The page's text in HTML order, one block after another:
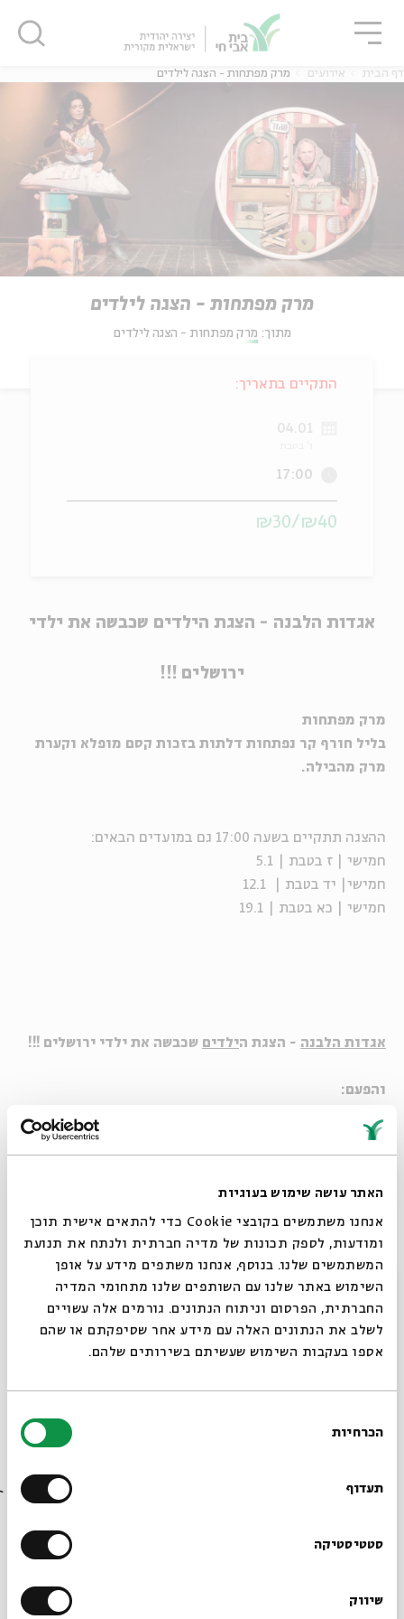
האתר עושה שימוש בעוגיות
אנחנו משתמשים בקובצי Cookie כדי להתאים אישית תוכן
ומודעות, לספק תכונות של מדיה חברתית ולנתח את תנועת
המשתמשים שלנו. בנוסף, אנחנו משתפים מידע על אופן
השימוש באתר שלנו עם השותפים שלנו מתחומי המדיה
החברתית, הפרסום וניתוח הנתונים. גורמים אלה עשויים
לשלב את הנתונים האלה עם מידע אחר שסיפקתם או שהם
אספו בעקבות השימוש שעשיתם בשירותים שלהם.
הסכמה
הכרחיות
תעדוף
סטטיסטיקה
שיווק
דף הבית אירועים מרק מפתחות - הצגה לילדים
מרק מפתחות - הצגה לילדים
מתוך: מרק מפתחות - הצגה לילדים
אגדות הלבנה - הצגת הילדים שכבשה את ילדי
ירושלים !!!
מרק מפתחות
בליל חורף קר נפתחות דלתות בזכות קסם מופלא וקערת
מרק מהבילה.
ההצגה תתקיים בשעה 17:00 גם במועדים הבאים:
חמישי | ז בטבת | 5.1
חמישי| יד בטבת | 12.1
חמישי | כא בטבת | 19.1
אגדות הלבנה - הצגת הילדים שכבשה את ילדי ירושלים !!!
והפעם:
בליל חורף קר נפתחות דלתות בזכות קסם מופלא וקערת
ההצגה תתקיים בשעה 17:00 במועדים הבאים:
חמישי | ז בטבת | 5.1
חמישי | כא בטבת | 19.1
שיתוף הרשמה לאירועים דומים
הצגת ילדים
התקיים בתאריך:
04.01
17:00
₪40/₪30
סגור
סגור